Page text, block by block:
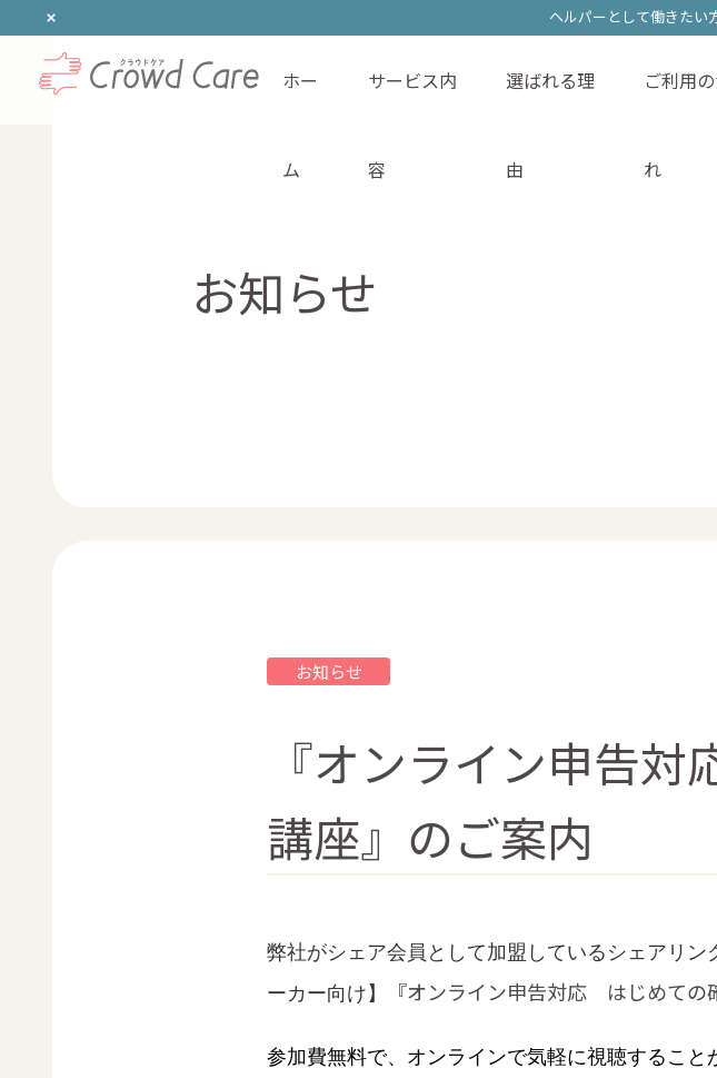
ヘルパーとして働きたい
ホーム サービス内容 選ばれ
ヘルパーとして働きたい
ホー
ム
サービス内
容
選ばれる理
由
ご利用
れ
お知らせ
お知らせ
『オンライン申告
講座』のご案内
弊社がシェア会員として加盟しているシェアリン
ーカー向け 】 『オンライン申告対応 はじめての
参加費無料で、オンラインで気軽に視聴するこ